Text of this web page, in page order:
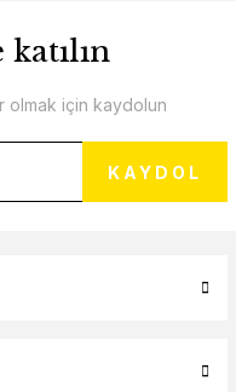
olmak için kaydolun
KAYDOL